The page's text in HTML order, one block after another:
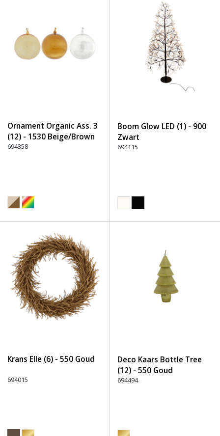
Ornament Organic Ass. 3
(12) - 1530 Beige/Brown
694358
Boom Glow LED (1) - 900
Zwart
694115
Krans Elle (6) - 550 Goud
694015
Deco Kaars Bottle Tree
(12) - 550 Goud
694494